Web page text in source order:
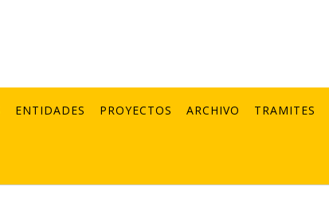
ENTIDADES PROYECTOS ARCHIVO TRAMITES